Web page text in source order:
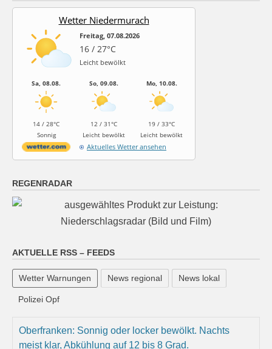
Wetter Niedermurach
Freitag, 07.08.2026
16 / 27°C
Leicht bewölkt
Sa, 08.08.
14 / 28°C
Sonnig
So, 09.08.
12 / 31°C
Leicht bewölkt
Mo, 10.08.
19 / 33°C
Leicht bewölkt
Aktuelles Wetter ansehen
REGENRADAR
AKTUELLE RSS – FEEDS
Wetter Warnungen News regional News lokal
Polizei Opf
Oberfranken: Sonnig oder locker bewölkt. Nachts
meist klar, Abkühlung auf 12 bis 8 Grad.